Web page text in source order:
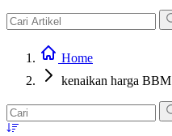
Home
kenaikan harga BBM